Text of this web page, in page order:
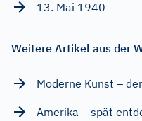
13. Mai 1940
Weitere Artikel aus der
Moderne Kunst –
Amerika – spät